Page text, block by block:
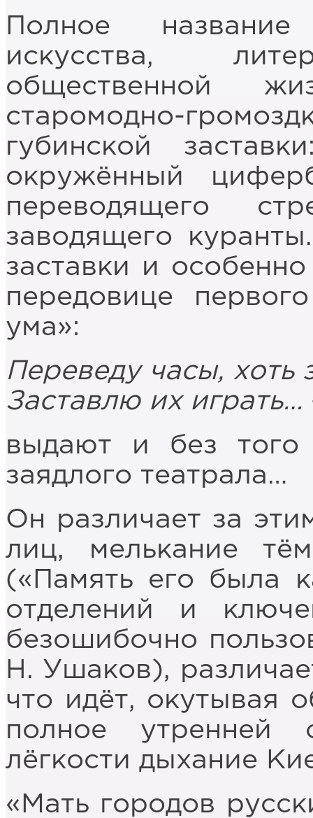
Полное
искусства,
общественной
старомодно-
губинской
окружённый
переводящего
заводящего
заставки и
передовице
ума»:
Переведу часы, хоть
Заставлю их играть…
выдают и без того
заядлого театрала…
Он различает за
лиц, мелькание
(«Память его была
отделений и
безошибочно
Н. Ушаков),
что идёт, окутывая
полное утренней
лёгкости дыхание
«Мать городов